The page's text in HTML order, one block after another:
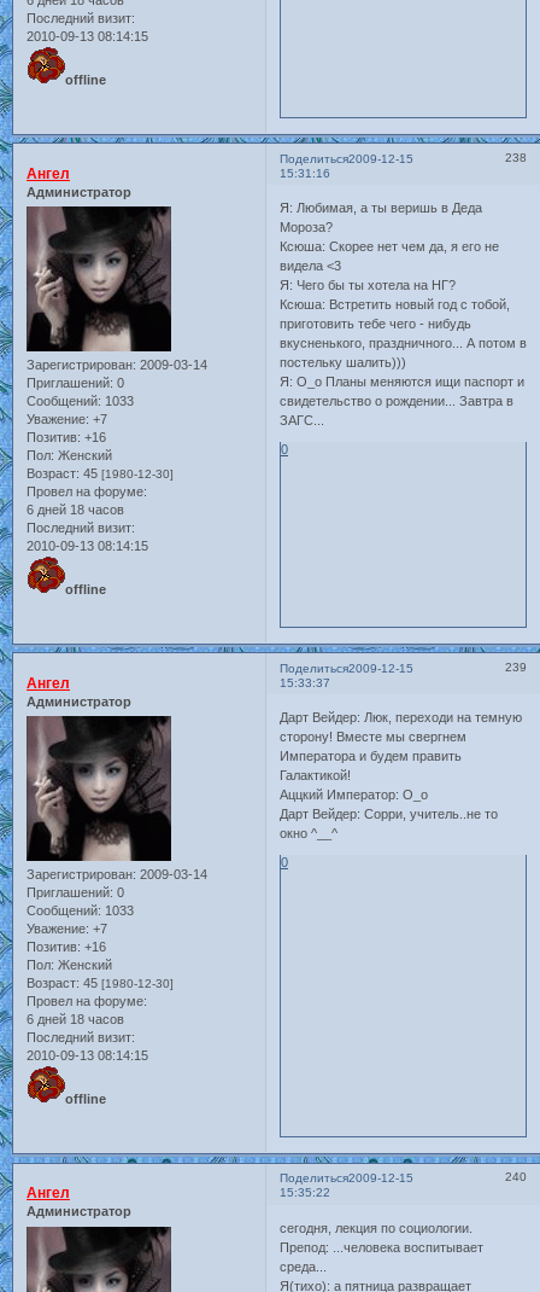
Последний визит:
2010-09-13 08:14:15
offline
Поделиться 238
2009-12-15
15:31:16
Ангел
Администратор
Зарегистрирован: 2009-03-14
Приглашений: 0
Сообщений: 1033
Уважение: +7
Позитив: +16
Пол: Женский
Возраст: 45 [1980-12-30]
Провел на форуме:
6 дней 18 часов
Последний визит:
2010-09-13 08:14:15
offline
Я: Любимая, а ты веришь в Деда
Мороза?
Ксюша: Скорее нет чем да, я его не
видела <3
Я: Чего бы ты хотела на НГ?
Ксюша: Встретить новый год с тобой,
приготовить тебе чего - нибудь
вкусненького, праздничного... А потом в
постельку шалить)))
Я: О_о Планы меняются ищи паспорт и
свидетельство о рождении... Завтра в
ЗАГС...
0
Поделиться 239
2009-12-15
15:33:37
Ангел
Администратор
Зарегистрирован: 2009-03-14
Приглашений: 0
Сообщений: 1033
Уважение: +7
Позитив: +16
Пол: Женский
Возраст: 45 [1980-12-30]
Провел на форуме:
6 дней 18 часов
Последний визит:
2010-09-13 08:14:15
offline
Дарт Вейдер: Люк, переходи на темную
сторону! Вместе мы свергнем
Императора и будем править
Галактикой!
Аццкий Император: О_о
Дарт Вейдер: Сорри, учитель..не то
окно ^__^
0
Поделиться 240
2009-12-15
15:35:22
Ангел
Администратор
сегодня, лекция по социологии.
Препод: ...человека воспитывает
среда...
Я(тихо): а пятница развращает